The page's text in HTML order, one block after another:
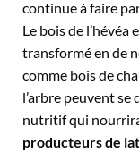
continue à faire
Le bois de
transformé en de
comme bois de
l’arbre peuvent
nutritif qui
producteurs de